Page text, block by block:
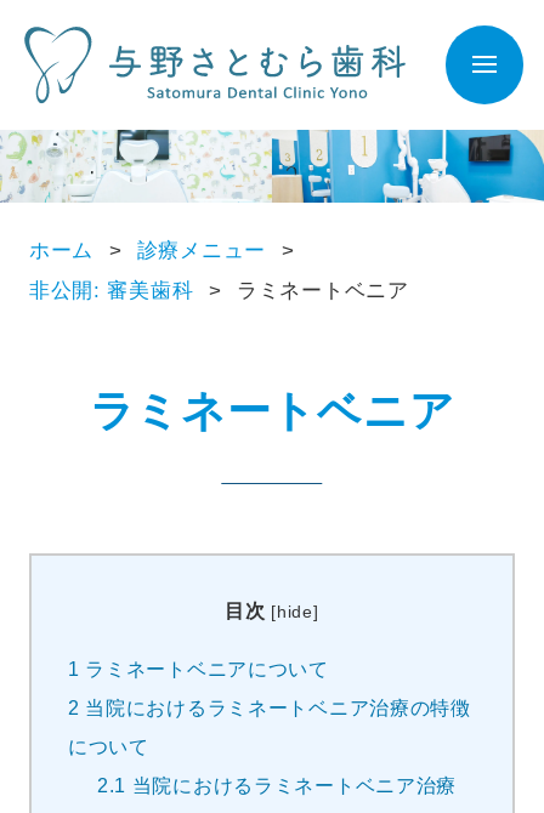
ホーム
診療メニュー
非公開: 審美歯科
ラミネートベニア
ラミネートベニア
目次 [hide]
1 ラミネートベニアについて
2 当院におけるラミネートベニア治療の特徴
について
2.1 当院におけるラミネートベニア治療